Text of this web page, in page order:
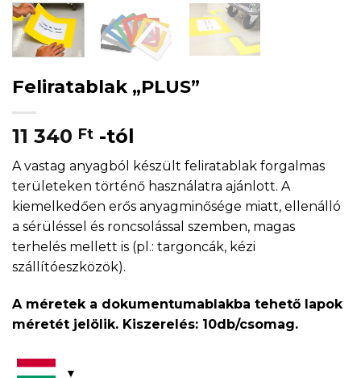
Feliratablak „PLUS”
11 340 Ft -tól
A vastag anyagból készült feliratablak forgalmas
területeken történő használatra ajánlott. A
kiemelkedően erős anyagminősége miatt, ellenálló
a sérüléssel és roncsolással szemben, magas
terhelés mellett is (pl.: targoncák, kézi
szállítóeszközök).
A méretek a dokumentumablakba tehető lapok
méretét jelölik. Kiszerelés: 10db/csomag.